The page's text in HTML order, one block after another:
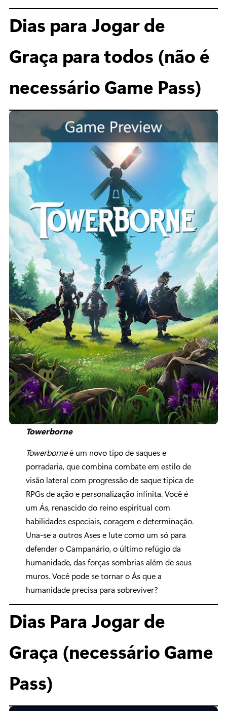
Dias para Jogar de
Graça para todos (não é
necessário Game Pass)
Towerborne
Towerborneé um novo tipo de saques e
porradaria, que combina combate em estilo de
visão lateral com progressão de saque típica de
RPGs de ação e personalização infinita. Você é
um Ás, renascido do reino espiritual com
habilidades especiais, coragem e determinação.
Una-se a outros Ases e lute como um só para
defender o Campanário, o último refúgio da
humanidade, das forças sombrias além de seus
muros. Você pode se tornar o Ás que a
humanidade precisa para sobreviver?
Dias Para Jogar de
Graça (necessário Game
Pass)